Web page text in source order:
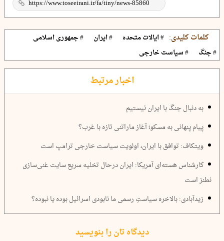
کلمات کلیدی: # ایالات متحده # ایران
# جمهوری اسلامی
# جنگ
# سیاست خارجی
اخبار مرتبط
به دنبال جنگ با ایران نیستیم
پیام پنهانی به مسکو؛ آغاز ماراتنی تازه با غرب؟
ویتکاف: توافق با ایران، اولویت سیاست خارجی ترامپ است
کارشناس هسته‌ای آمریکا: ایران درحال تخلیه سریع سایت غنی‌سازی
نطنز است
زیدآبادی: بالاخره سیاستِ رسمی ما نابودی اسرائیل بوده یا نبوده؟
دیدگاه تان را بنویسید